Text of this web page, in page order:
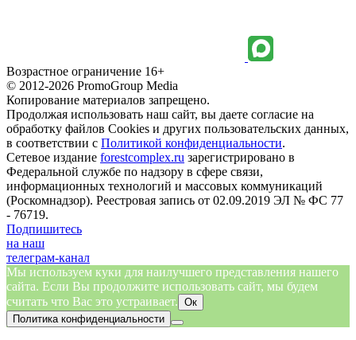
Возрастное ограничение 16+
© 2012-2026 PromoGroup Media
Копирование материалов запрещено.
Продолжая использовать наш сайт, вы даете согласие на
обработку файлов Cookies и других пользовательских данных,
в соответствии с Политикой конфиденциальности.
Сетевое издание forestcomplex.ru зарегистрировано в
Федеральной службе по надзору в сфере связи,
информационных технологий и массовых коммуникаций
(Роскомнадзор). Реестровая запись от 02.09.2019 ЭЛ № ФС 77
- 76719.
Подпишитесь
на наш
телеграм-канал
Мы используем куки для наилучшего представления нашего
сайта. Если Вы продолжите использовать сайт, мы будем
считать что Вас это устраивает. Ок
Политика конфиденциальности